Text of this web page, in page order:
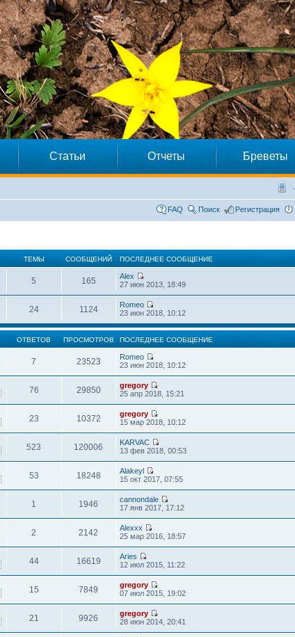
Статьи Отчеты Бреветы
FAQ Поиск Регистрация
ТЕМЫ СООБЩЕНИЙ ПОСЛЕДНЕЕ СООБЩЕНИЕ
5 165
Alex
27 июн 2013, 18:49
24 1124
Romeo
23 июн 2018, 10:12
ОТВЕТОВ ПРОСМОТРОВ ПОСЛЕДНЕЕ СООБЩЕНИЕ
7 23523
Romeo
23 июн 2018, 10:12
76 29850
gregory
25 апр 2018, 15:21
23 10372
gregory
15 мар 2018, 10:12
523 120006
KARVAC
13 фев 2018, 00:53
53 18248
Alakeyl
15 окт 2017, 07:55
1 1946
cannondale
17 янв 2017, 17:12
2 2142
Alexxx
25 мар 2016, 18:57
44 16619
Aries
12 июл 2015, 11:22
15 7849
gregory
07 июл 2015, 19:02
21 9926
gregory
28 июн 2014, 20:41